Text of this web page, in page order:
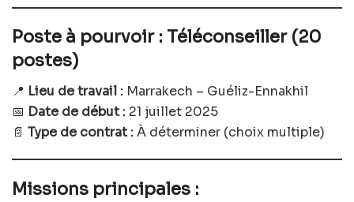
Poste à pourvoir : Téléconseiller (20
postes)
📍 Lieu de travail : Marrakech – Guéliz-Ennakhil
📅 Date de début : 21 juillet 2025
📄 Type de contrat :À déterminer (choix multiple)
Missions principales :